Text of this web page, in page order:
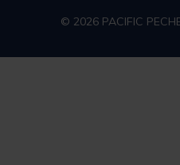
© 2026 PACIFIC